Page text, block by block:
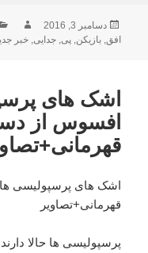
ارسال
شده
دسامبر 3, 2016
افق,بازیکن,پی,جدایی,خبر
اشک های
افسوس از
اشک های پرسپولیسی
قهرمانی+تصاویر
پرسپولیسی ها حالا